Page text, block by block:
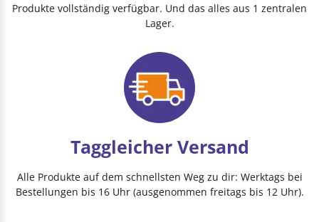
Produkte vollständig verfügbar. Und das alles aus 1 zentralen
Lager.
Taggleicher Versand
Alle Produkte auf dem schnellsten Weg zu dir: Werktags bei
Bestellungen bis 16 Uhr (ausgenommen freitags bis 12 Uhr).